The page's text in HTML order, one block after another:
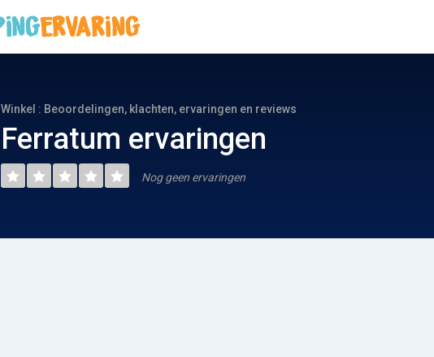
Winkel : Beoordelingen, klachten, ervaringen en reviews
Ferratum ervaringen
Nog geen ervaringen